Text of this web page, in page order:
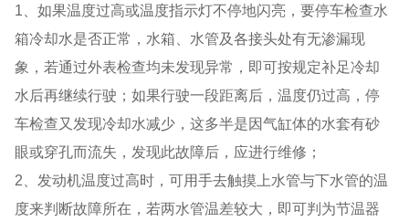
1、如果温度过高或温度指示灯不停地闪亮，要停车检查水
箱冷却水是否正常，水箱、水管及各接头处有无渗漏现
象，若通过外表检查均未发现异常，即可按规定补足冷却
水后再继续行驶；如果行驶一段距离后，温度仍过高，停
车检查又发现冷却水减少，这多半是因气缸体的水套有砂
眼或穿孔而流失，发现此故障后，应进行维修；
2、发动机温度过高时，可用手去触摸上水管与下水管的温
度来判断故障所在，若两水管温差较大，即可判为节温器